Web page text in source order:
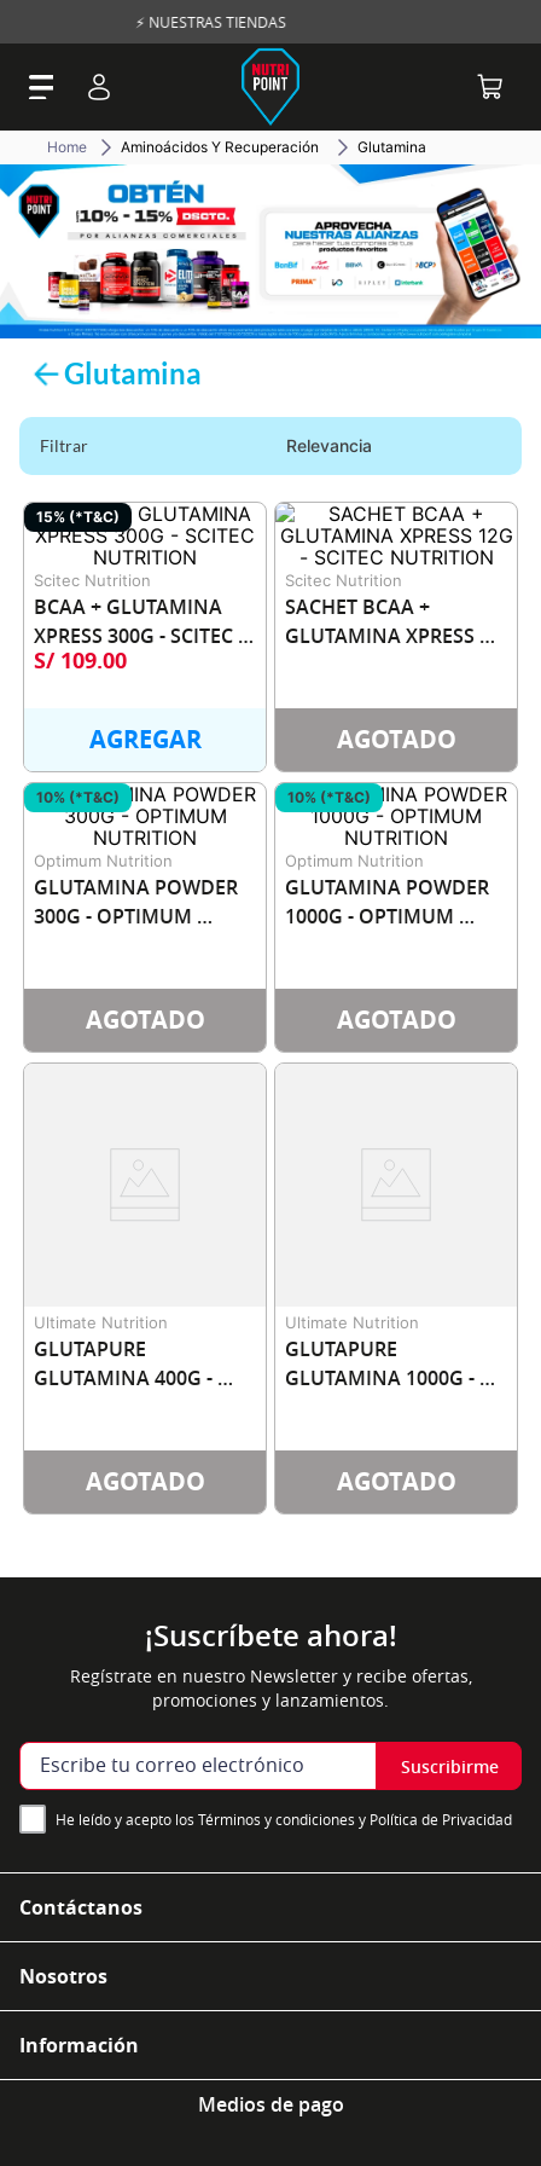
Aminoácidos Y Recuperación Glutamina
Glutamina
Filtrar Relevancia
15% (*T&C)
Scitec Nutrition
BCAA + GLUTAMINA
XPRESS 300G - SCITEC
NUTRITION
S/ 109.00
AGREGAR
Scitec Nutrition
SACHET BCAA +
GLUTAMINA XPRESS
AGOTADO
10% (*T&C)
Optimum Nutrition
GLUTAMINA POWDER
300G - OPTIMUM
AGOTADO
10% (*T&C)
Optimum Nutrition
GLUTAMINA POWDER
1000G - OPTIMUM
AGOTADO
Ultimate Nutrition
GLUTAPURE
GLUTAMINA 400G -
AGOTADO
Ultimate Nutrition
GLUTAPURE
GLUTAMINA 1000G -
AGOTADO
¡Suscríbete ahora!
Regístrate en nuestro Newsletter y recibe ofertas,
promociones y lanzamientos.
Suscribirme
He leído y acepto los Términos y condiciones y Política de Privacidad
Contáctanos
Nosotros
Información
Medios de pago